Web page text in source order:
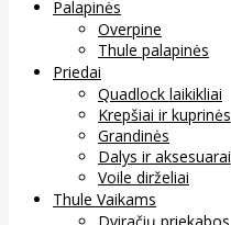
Palapinės
Overpine
Thule palapinės
Priedai
Quadlock laikikliai
Krepšiai ir kuprinės
Grandinės
Dalys ir aksesuarai
Voile dirželiai
Thule Vaikams
Dviračių priekabos